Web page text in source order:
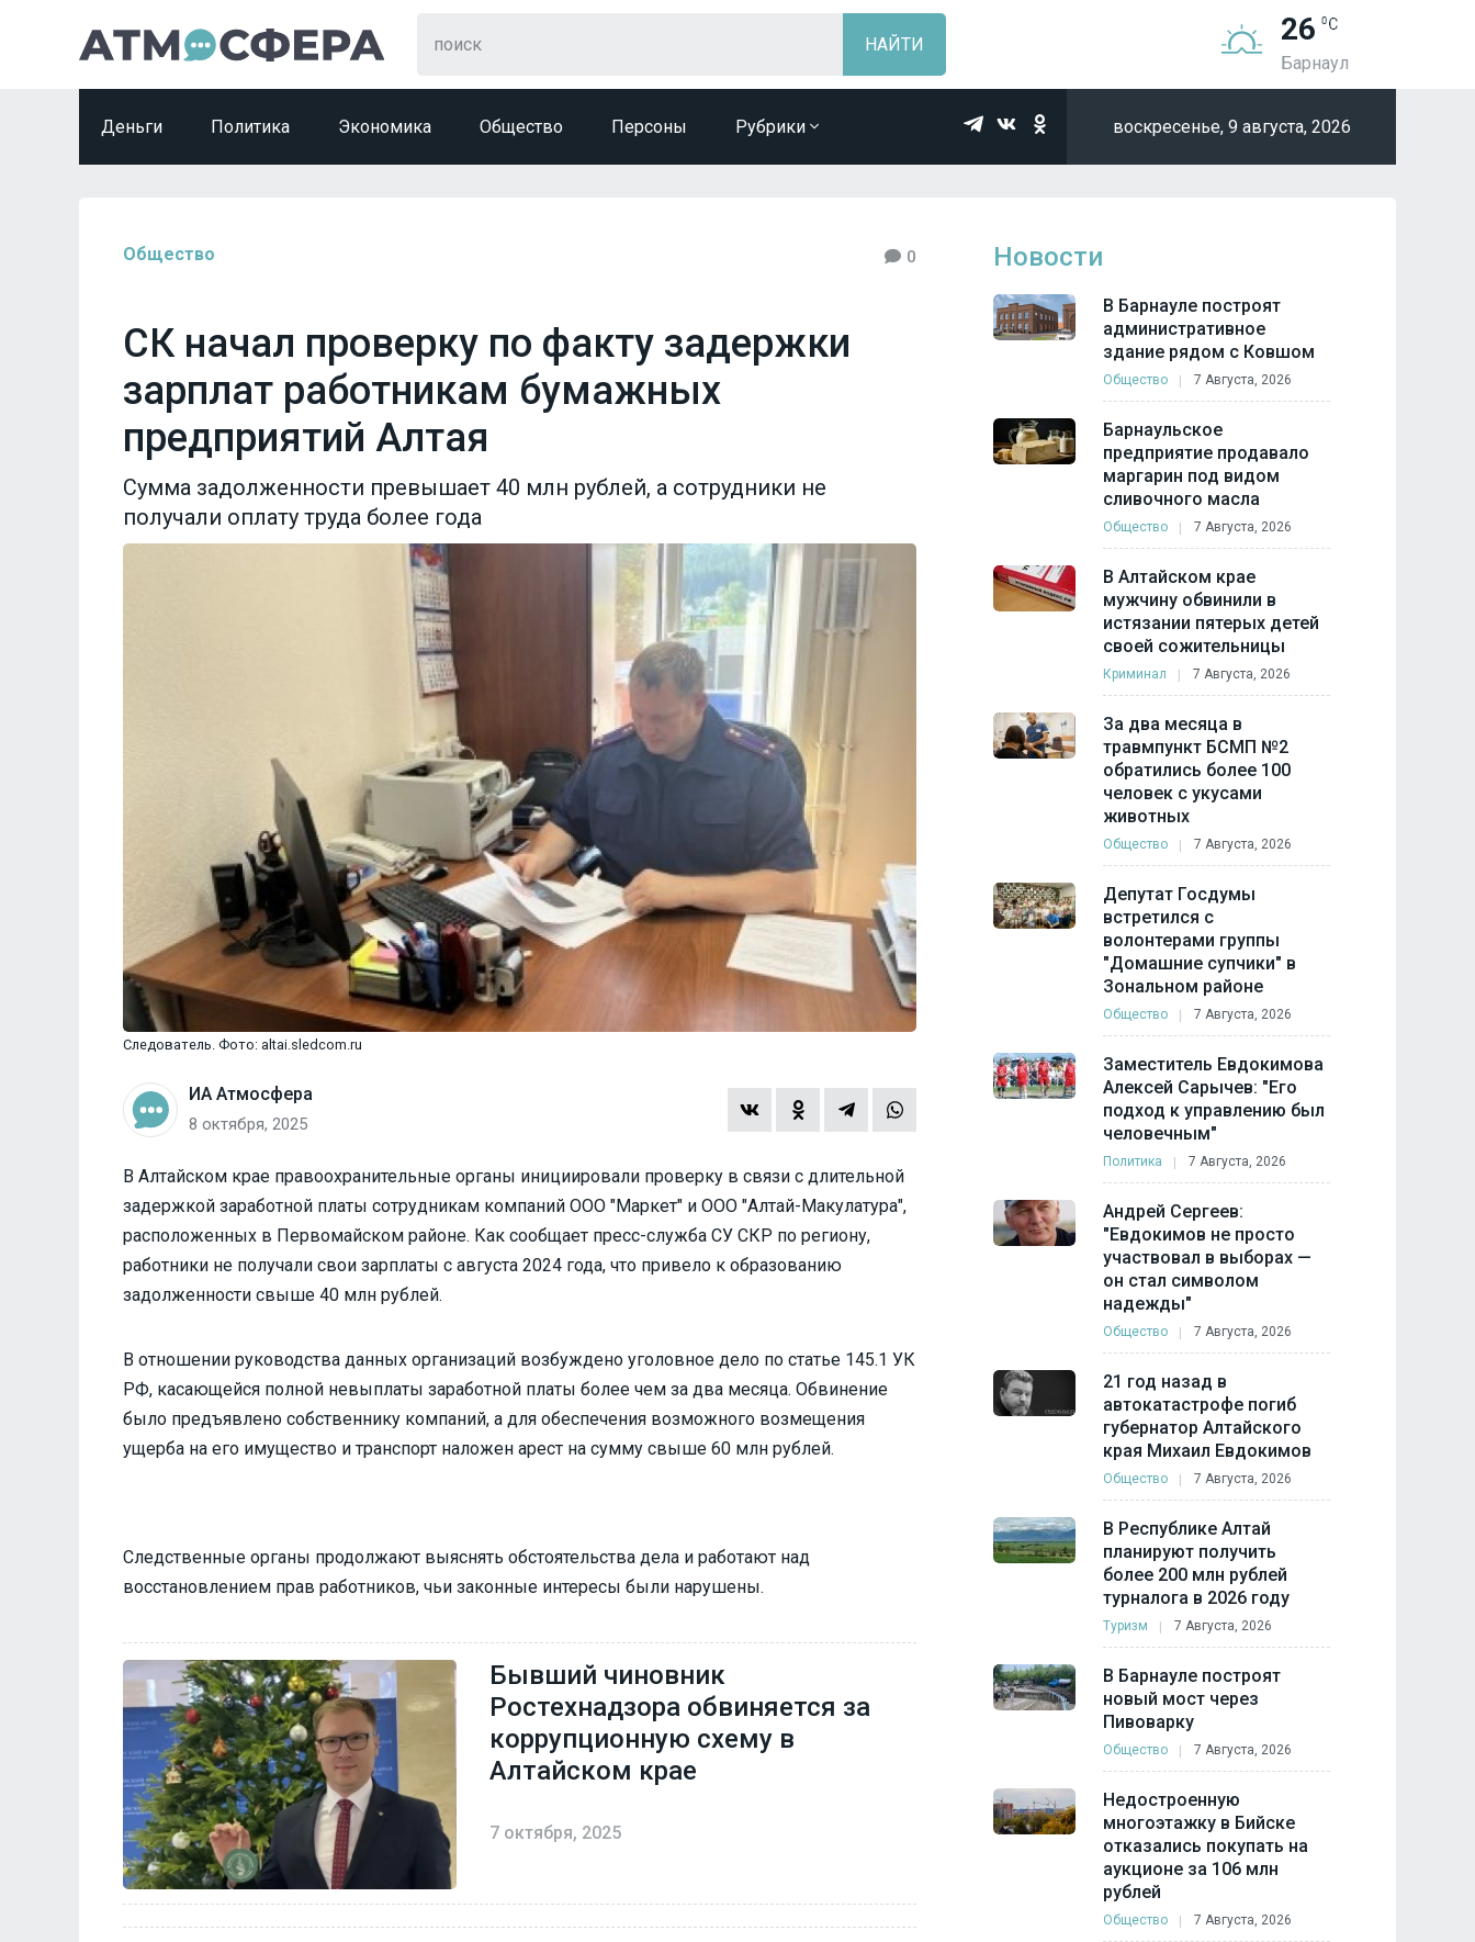
26
Барнаул
Деньги Политика Экономика Общество Персоны Рубрики воскресенье, 9 августа, 2026
Общество 0
СК начал проверку по факту задержки
зарплат работникам бумажных
предприятий Алтая
Сумма задолженности превышает 40 млн рублей, а сотрудники не
получали оплату труда более года
Следователь. Фото: altai.sledcom.ru
ИА Атмосфера
8 октября, 2025
В Алтайском крае правоохранительные органы инициировали проверку в связи с длительной
задержкой заработной платы сотрудникам компаний ООО "Маркет" и ООО "Алтай-Макулатура",
расположенных в Первомайском районе. Как сообщает пресс-служба СУ СКР по региону,
работники не получали свои зарплаты с августа 2024 года, что привело к образованию
задолженности свыше 40 млн рублей.
В отношении руководства данных организаций возбуждено уголовное дело по статье 145.1 УК
РФ, касающейся полной невыплаты заработной платы более чем за два месяца. Обвинение
было предъявлено собственнику компаний, а для обеспечения возможного возмещения
ущерба на его имущество и транспорт наложен арест на сумму свыше 60 млн рублей.
Следственные органы продолжают выяснять обстоятельства дела и работают над
восстановлением прав работников, чьи законные интересы были нарушены.
Бывший чиновник
Ростехнадзора обвиняется за
коррупционную схему в
Алтайском крае
7 октября, 2025
Новости
В Барнауле построят
административное
здание рядом с Ковшом
Общество 7 Августа, 2026
Барнаульское
предприятие продавало
маргарин под видом
сливочного масла
Общество 7 Августа, 2026
В Алтайском крае
мужчину обвинили в
истязании пятерых детей
своей сожительницы
Криминал 7 Августа, 2026
За два месяца в
травмпункт БСМП №2
обратились более 100
человек с укусами
животных
Общество 7 Августа, 2026
Депутат Госдумы
встретился с
волонтерами группы
"Домашние супчики" в
Зональном районе
Общество 7 Августа, 2026
Заместитель Евдокимова
Алексей Сарычев: "Его
подход к управлению был
человечным"
Политика 7 Августа, 2026
Андрей Сергеев:
"Евдокимов не просто
участвовал в выборах —
он стал символом
надежды"
Общество 7 Августа, 2026
21 год назад в
автокатастрофе погиб
губернатор Алтайского
края Михаил Евдокимов
Общество 7 Августа, 2026
В Республике Алтай
планируют получить
более 200 млн рублей
турналога в 2026 году
Туризм 7 Августа, 2026
В Барнауле построят
новый мост через
Пивоварку
Общество 7 Августа, 2026
Недостроенную
многоэтажку в Бийске
отказались покупать на
аукционе за 106 млн
рублей
Общество 7 Августа, 2026